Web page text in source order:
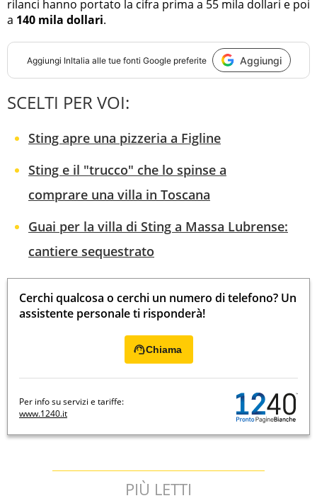
rilanci hanno portato la cifra prima a 55 mila dollari e poi
a 140 mila dollari.
Aggiungi InItalia alle tue fonti Google preferite Aggiungi
SCELTI PER VOI:
Sting apre una pizzeria a Figline
Sting e il "trucco" che lo spinse a
comprare una villa in Toscana
Guai per la villa di Sting a Massa Lubrense:
cantiere sequestrato
Cerchi qualcosa o cerchi un numero di telefono? Un
assistente personale ti risponderà!
Chiama
Per info su servizi e tariffe:
www.1240.it
PIÙ LETTI